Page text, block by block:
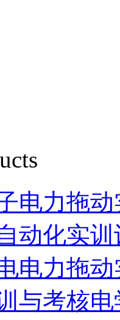
电力拖
动化实训
电力拖
与考核